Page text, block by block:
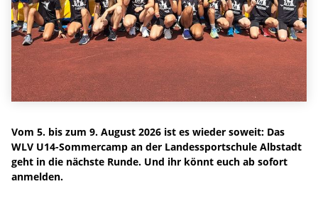
Vom 5. bis zum 9. August 2026 ist es wieder soweit: Das
WLV U14-Sommercamp an der Landessportschule Albstadt
geht in die nächste Runde. Und ihr könnt euch ab sofort
anmelden.